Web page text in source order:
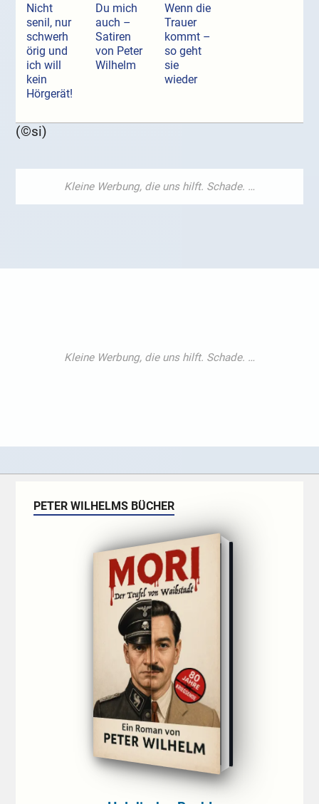
Nicht
senil, nur
schwerh
örig und
ich will
kein
Hörgerät!
Du mich
auch –
Satiren
von Peter
Wilhelm
Wenn die
Trauer
kommt –
so geht
sie
wieder
(©si)
PETER WILHELMS BÜCHER